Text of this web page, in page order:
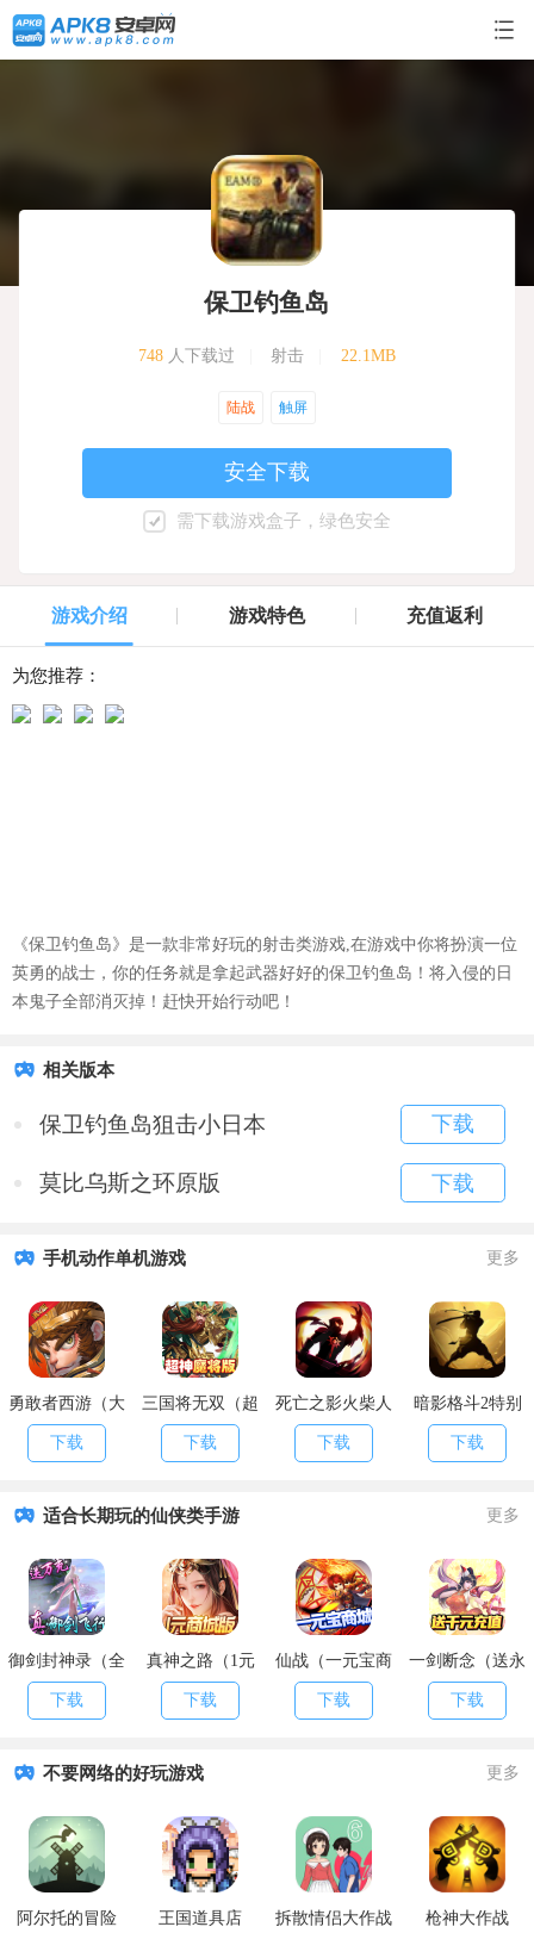
保卫钓鱼岛
748 人下载过 射击 22.1MB
陆战 触屏
安全下载
需下载游戏盒子，绿色安全
游戏介绍 游戏特色 充值返利
为您推荐：
《保卫钓鱼岛》是一款非常好玩的射击类游戏,在游戏中你将扮演一位
英勇的战士，你的任务就是拿起武器好好的保卫钓鱼岛！将入侵的日
本鬼子全部消灭掉！赶快开始行动吧！
相关版本
保卫钓鱼岛狙击小日本 下载
莫比乌斯之环原版 下载
手机动作单机游戏 更多
勇敢者西游（大
乱斗）
下载
三国将无双（超
神魔将版）
下载
死亡之影火柴人
格斗
下载
暗影格斗2特别
版
下载
适合长期玩的仙侠类手游 更多
御剑封神录（全
民送万充）
下载
真神之路（1元
商城特权）
下载
仙战（一元宝商
城）
下载
一剑断念（送永
抽永充）
下载
不要网络的好玩游戏 更多
阿尔托的冒险 王国道具店
拆散情侣大作战
枪神大作战